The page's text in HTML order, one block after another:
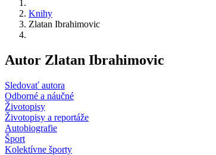
Knihy
Zlatan Ibrahimovic
Autor Zlatan Ibrahimovic
Sledovať autora
Odborné a náučné
Životopisy
Životopisy a reportáže
Autobiografie
Šport
Kolektívne športy